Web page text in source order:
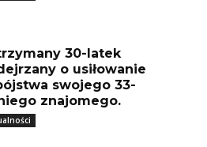
30-latek
o usiłowanie
swojego 33-
znajomego.